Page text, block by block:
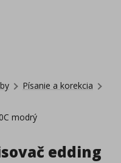
Písanie a korekcia
modrý
edding